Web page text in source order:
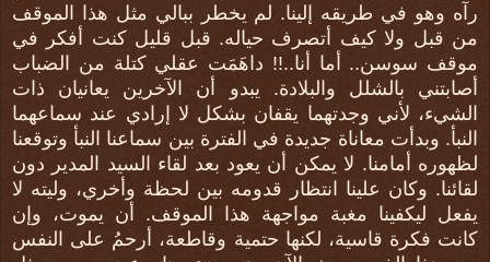
رآه وهو في طريقه إلينا. لم يخطر ببالي مثل هذا الموقف
من قبل ولا كيف أتصرف حياله. قبل قليل كنت أفكر في
موقف سوسن.. أما أنا..!! داهَمَت عقلي كتلة من الضباب
أصابتني بالشلل والبلادة. يبدو أن الآخرين يعانيان ذات
الشيء، لأني وجدتهما يقفان بشكل لا إرادي عند سماعهما
النبأ. وبدأت معاناة جديدة في الفترة بين سماعنا النبأ وتوقعنا
لظهوره أمامنا. لا يمكن أن يعود بعد لقاء السيد المدير دون
لقائنا. وكان علينا انتظار قدومه بين لحظة وأخري، وليته لا
يفعل ليكفينا مغبة مواجهة هذا الموقف. أن يموت، وإن
كانت فكرة قاسية، لكنها حتمية وقاطعة، أرحمُ على النفس